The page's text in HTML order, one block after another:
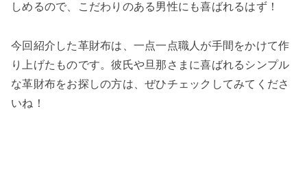
しめるので、こだわりのある男性にも喜ばれるはず！
今回紹介した革財布は、一点一点職人が手間をかけて作
り上げたものです。彼氏や旦那さまに喜ばれるシンプル
な革財布をお探しの方は、ぜひチェックしてみてくださ
いね！